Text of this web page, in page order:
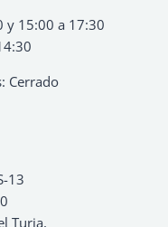
13
Turia,
y 15:00 a 17:30
Cerrado